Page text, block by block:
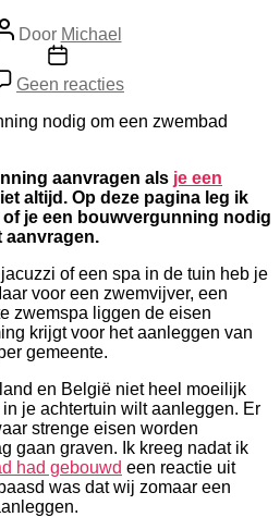
Berichtauteur
Door Michael
Berichtdatum
Geen reacties
Heb
je
nodig
om
een
bouwen?
aanvragen als je een
altijd. Op deze pagina leg ik
je een bouwvergunning nodig
aanvragen.
of een spa in de tuin heb je
voor een zwemvijver, een
zwemspa liggen de eisen
krijgt voor het aanleggen van
gemeente.
en België niet heel moeilijk
je achtertuin wilt aanleggen. Er
strenge eisen worden
gaan graven. Ik kreeg nadat ik
had gebouwd een reactie uit
was dat wij zomaar een